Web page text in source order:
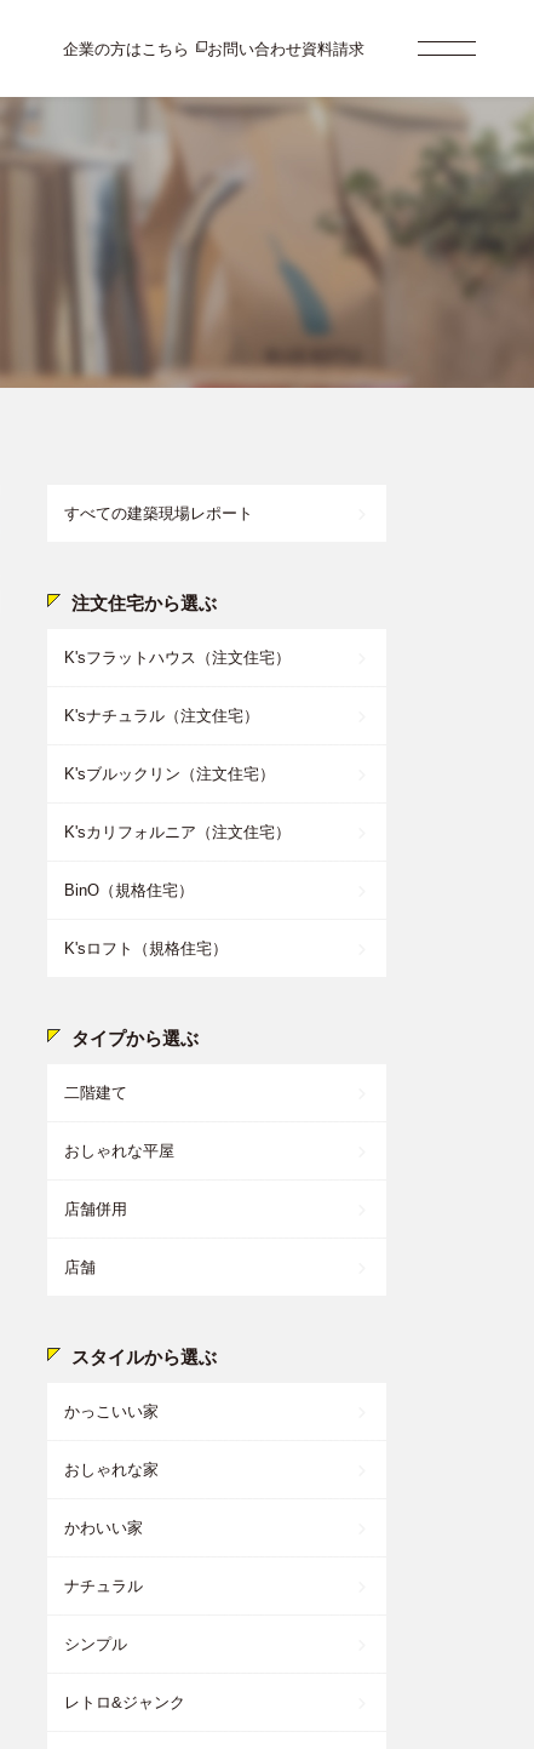
企業の方はこちら お問い合わせ資料請求
すべての建築現場レポート
注文住宅から選ぶ
K'sフラットハウス（注文住宅）
K'sナチュラル（注文住宅）
K'sブルックリン（注文住宅）
K'sカリフォルニア（注文住宅）
BinO（規格住宅）
K'sロフト（規格住宅）
タイプから選ぶ
二階建て
おしゃれな平屋
店舗併用
店舗
スタイルから選ぶ
かっこいい家
おしゃれな家
かわいい家
ナチュラル
シンプル
レトロ&ジャンク